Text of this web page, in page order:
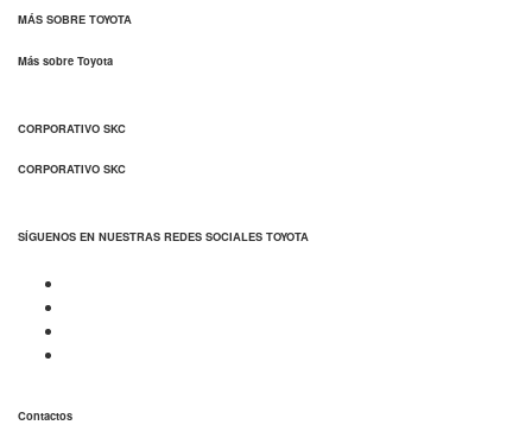
MÁS SOBRE TOYOTA
Más sobre Toyota
CORPORATIVO SKC
CORPORATIVO SKC
SÍGUENOS EN NUESTRAS REDES SOCIALES TOYOTA
Contactos